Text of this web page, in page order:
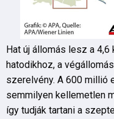
Hat új állomás lesz a
hatodikhoz, a
szerelvény. A 600 millió
semmilyen kellemetlen
így tudják tartani a